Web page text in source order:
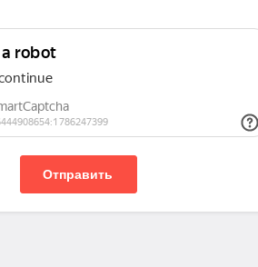
Отправить